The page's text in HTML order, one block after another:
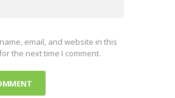
email, and website in this
the next time I comment.